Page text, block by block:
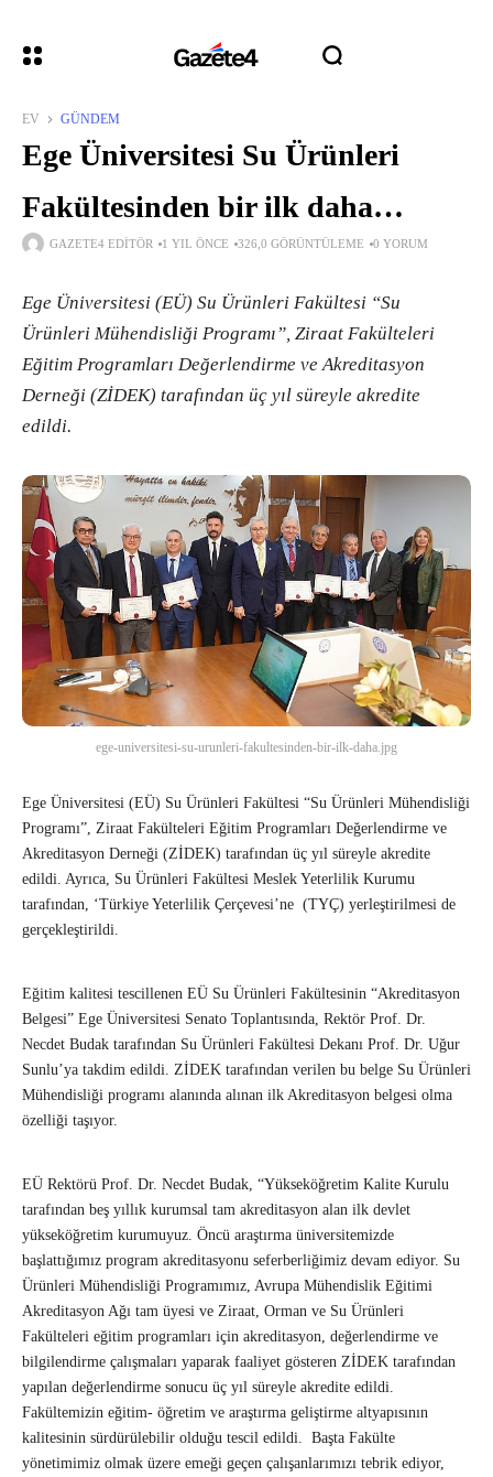
EV GÜNDEM
Ege Üniversitesi Su Ürünleri
Fakültesinden bir ilk daha…
GAZETE4 EDITÖR 1 YIL ÖNCE 326,0 GÖRÜNTÜLEME 0 YORUM
Ege Üniversitesi (EÜ) Su Ürünleri Fakültesi “Su
Ürünleri Mühendisliği Programı”, Ziraat Fakülteleri
Eğitim Programları Değerlendirme ve Akreditasyon
Derneği (ZİDEK) tarafından üç yıl süreyle akredite
edildi.
ege-universitesi-su-urunleri-fakultesinden-bir-ilk-daha.jpg
Ege Üniversitesi (EÜ) Su Ürünleri Fakültesi “Su Ürünleri Mühendisliği
Programı”, Ziraat Fakülteleri Eğitim Programları Değerlendirme ve
Akreditasyon Derneği (ZİDEK) tarafından üç yıl süreyle akredite
edildi. Ayrıca, Su Ürünleri Fakültesi Meslek Yeterlilik Kurumu
tarafından, ‘Türkiye Yeterlilik Çerçevesi’ne (TYÇ) yerleştirilmesi de
gerçekleştirildi.
Eğitim kalitesi tescillenen EÜ Su Ürünleri Fakültesinin “Akreditasyon
Belgesi” Ege Üniversitesi Senato Toplantısında, Rektör Prof. Dr.
Necdet Budak tarafından Su Ürünleri Fakültesi Dekanı Prof. Dr. Uğur
Sunlu’ya takdim edildi. ZİDEK tarafından verilen bu belge Su Ürünleri
Mühendisliği programı alanında alınan ilk Akreditasyon belgesi olma
özelliği taşıyor.
EÜ Rektörü Prof. Dr. Necdet Budak, “Yükseköğretim Kalite Kurulu
tarafından beş yıllık kurumsal tam akreditasyon alan ilk devlet
yükseköğretim kurumuyuz. Öncü araştırma üniversitemizde
başlattığımız program akreditasyonu seferberliğimiz devam ediyor. Su
Ürünleri Mühendisliği Programımız, Avrupa Mühendislik Eğitimi
Akreditasyon Ağı tam üyesi ve Ziraat, Orman ve Su Ürünleri
Fakülteleri eğitim programları için akreditasyon, değerlendirme ve
bilgilendirme çalışmaları yaparak faaliyet gösteren ZİDEK tarafından
yapılan değerlendirme sonucu üç yıl süreyle akredite edildi.
Fakültemizin eğitim- öğretim ve araştırma geliştirme altyapısının
kalitesinin sürdürülebilir olduğu tescil edildi. Başta Fakülte
yönetimimiz olmak üzere emeği geçen çalışanlarımızı tebrik ediyor,